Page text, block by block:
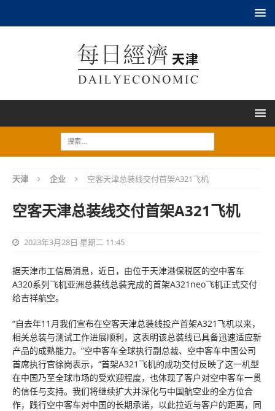
天津 企业 空客天津总装线交付首架A321飞机
空客天津总装线交付首架A321飞机
2023年3月28日 星期二 11:45
据天津市工信局消息，近日，由位于天津港保税区的空中客车
A320系列飞机亚洲总装线总装完成的首架A321neo飞机正式交付
给吉祥航空。
“自去年11月我们宣布在空客天津总装线投产首架A321飞机以来，
相关总装与测试工作进展顺利，这表明该总装线已具备迅速适应新
产品的成熟能力。”空中客车全球执行副总裁、空中客车中国公司
首席执行官徐岗表示，“首架A321飞机的成功交付反映了这一机型
在中国乃至全球市场的受欢迎程度，也体现了客户对空中客车一贯
的信任与支持。我们将继续扩大并深化与中国航空业的全方位合
作，践行空中客车对中国的长期承诺，以此拉近与客户的距离，同